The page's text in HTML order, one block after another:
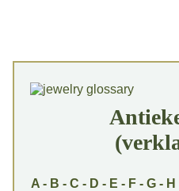
A - B - C - D - E - F - G - H